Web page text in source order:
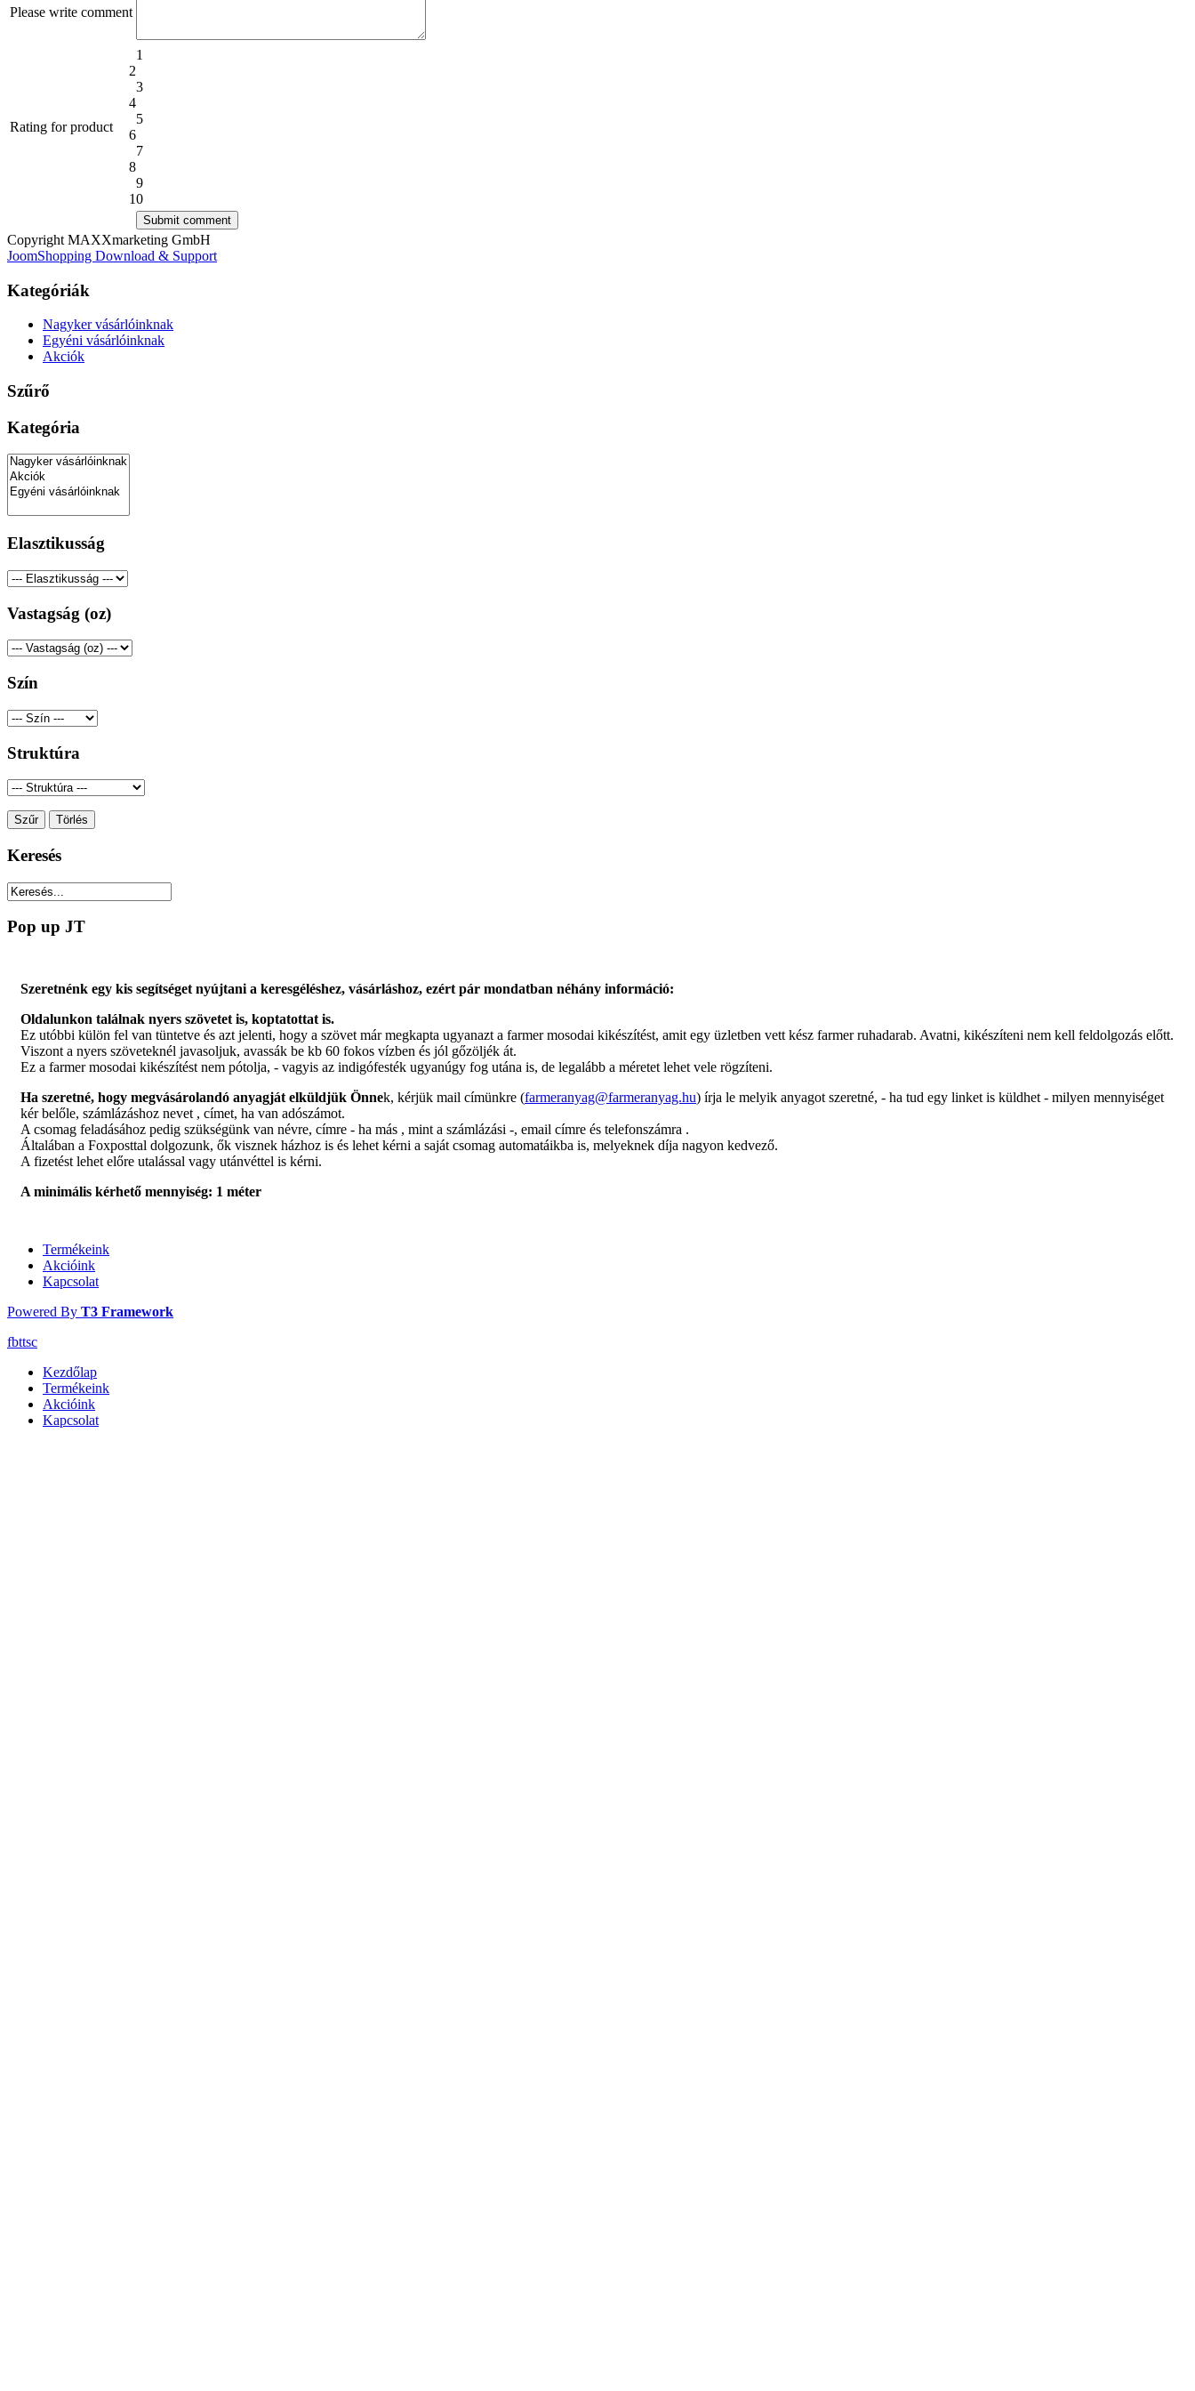
Please write comment
Rating for product
1
2
3
4
5
6
7
8
9
10
Copyright MAXXmarketing GmbH
JoomShopping Download & Support
Kategóriák
Nagyker vásárlóinknak
Egyéni vásárlóinknak
Akciók
Szűrő
Kategória
Elasztikusság
Vastagság (oz)
Szín
Struktúra
Keresés
Pop up JT
Szeretnénk egy kis segítséget nyújtani a keresgéléshez, vásárláshoz, ezért pár mondatban néhány információ:
Oldalunkon találnak nyers szövetet is, koptatottat is.
Ez utóbbi külön fel van tüntetve és azt jelenti, hogy a szövet már megkapta ugyanazt a farmer mosodai kikészítést, amit egy üzletben vett kész farmer ruhadarab. Avatni, kikészíteni nem kell feldolgozás előtt.
Viszont a nyers szöveteknél javasoljuk, avassák be kb 60 fokos vízben és jól gőzöljék át.
Ez a farmer mosodai kikészítést nem pótolja, - vagyis az indigófesték ugyanúgy fog utána is, de legalább a méretet lehet vele rögzíteni.
Ha szeretné, hogy megvásárolandó anyagját elküldjük Önnek, kérjük mail címünkre (farmeranyag@farmeranyag.hu) írja le melyik anyagot szeretné, - ha tud egy linket is küldhet - milyen mennyiséget
kér belőle, számlázáshoz nevet , címet, ha van adószámot.
A csomag feladásához pedig szükségünk van névre, címre - ha más , mint a számlázási -, email címre és telefonszámra .
Általában a Foxposttal dolgozunk, ők visznek házhoz is és lehet kérni a saját csomag automatáikba is, melyeknek díja nagyon kedvező.
A fizetést lehet előre utalással vagy utánvéttel is kérni.
A minimális kérhető mennyiség: 1 méter
Termékeink
Akcióink
Kapcsolat
Powered By T3 Framework
fbttsc
Kezdőlap
Termékeink
Akcióink
Kapcsolat